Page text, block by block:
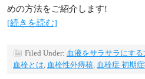
めの方法をご紹介します!
[続きを読む]
Filed Under: 血液をサラサラにする
血栓とは 血栓性外痔核 血栓症 初期